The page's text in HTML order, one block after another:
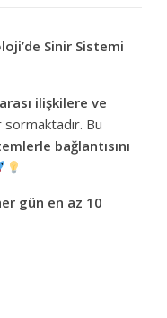
Sinir Sistemi
ilişkilere ve
Bu
bağlantısını
gün en az 10